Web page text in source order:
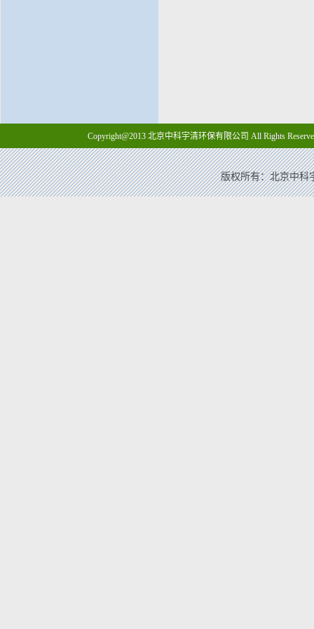
Copyright@2013 北京中科宇清环保有限公司 All Rights
版权所有：北京中科